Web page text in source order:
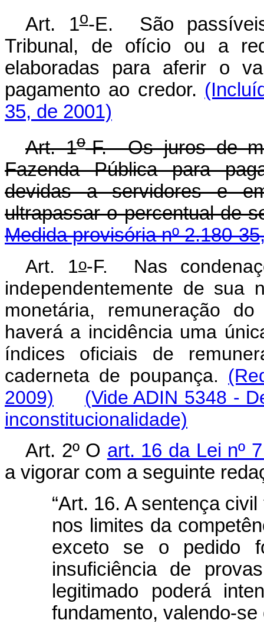
Art. 1o-E. São
Tribunal, de ofício ou a
elaboradas para aferir o
pagamento ao credor.
35, de 2001)
Art. 1o-F. Os juros de
Fazenda Pública para
devidas a servidores e
ultrapassar o percentual de
Medida provisória nº 2.180-
Art. 1o-F. Nas
independentemente de sua
monetária, remuneração
haverá a incidência uma
índices oficiais de
caderneta de poupança.
2009)
(Vide ADIN 5348 -
inconstitucionalidade)
Art. 2º O art. 16 da Lei nº
a vigorar com a seguinte
“Art. 16. A sentença
nos limites da
exceto se o pedido
insuficiência de
legitimado poderá
fundamento, valendo-se